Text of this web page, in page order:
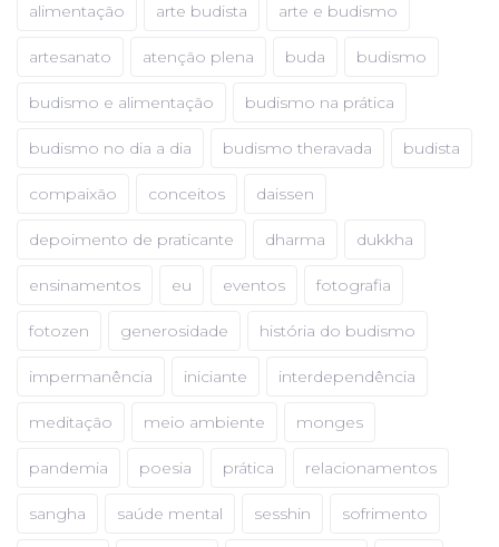
alimentação arte budista arte e budismo
artesanato atenção plena buda budismo
budismo e alimentação budismo na prática
budismo no dia a dia budismo theravada budista
compaixão conceitos daissen
depoimento de praticante dharma dukkha
ensinamentos eu eventos fotografia
fotozen generosidade história do budismo
impermanência iniciante interdependência
meditação meio ambiente monges
pandemia poesia prática relacionamentos
sangha saúde mental sesshin sofrimento